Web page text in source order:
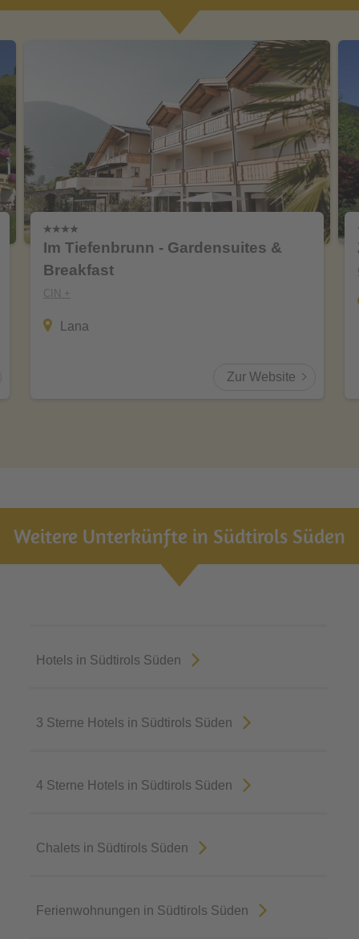
Im Tiefenbrunn - Gardensuites &
Breakfast
CIN +
Lana
Zur Website
Weitere Unterkünfte in Südtirols Süden
Hotels in Südtirols Süden
3 Sterne Hotels in Südtirols Süden
4 Sterne Hotels in Südtirols Süden
Chalets in Südtirols Süden
Ferienwohnungen in Südtirols Süden